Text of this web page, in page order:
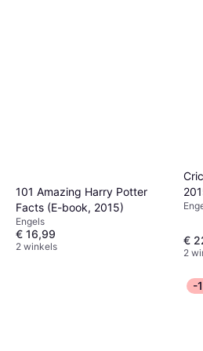
101 Amazing Harry Potter
Facts (E-book, 2015)
Engels
€ 16,99
2 winkels €
2
-